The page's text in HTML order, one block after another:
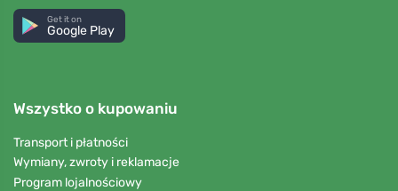
Get it on
Google Play
Wszystko o kupowaniu
Transport i płatności
Wymiany, zwroty i reklamacje
Program lojalnościowy